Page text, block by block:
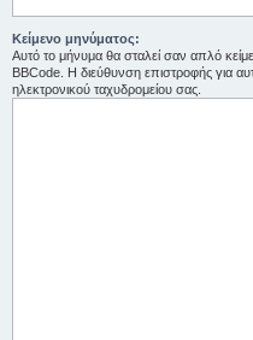
Κείμενο μηνύματος:
Αυτό το μήνυμα θα σταλεί σαν απλό
BBCode. Η διεύθυνση επιστροφής για
ηλεκτρονικού ταχυδρομείου σας.